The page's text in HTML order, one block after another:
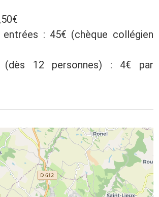
: 45€ (chèque collégien
(dès 12 personnes) : 4€ par